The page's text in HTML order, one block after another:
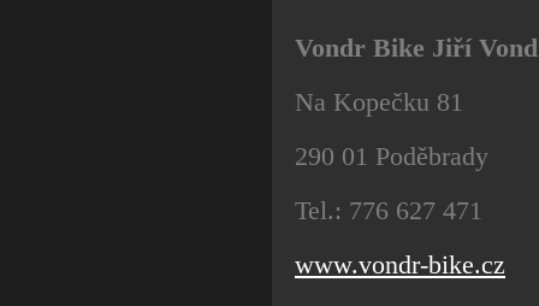
Vondr Bike Jiří
Na Kopečku 81
290 01 Poděbrady
Tel.: 776 627 471
www.vondr-bike.cz